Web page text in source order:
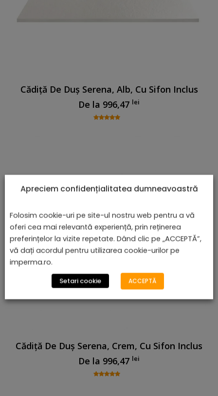
Cădiță De Duș Serena, Alb, Cu Sifon Inclus
De la 996,47 lei
Cădiță De Duș Serena, Crem, Cu Sifon Inclus
De la 996,47 lei
Apreciem confidențialitatea dumneavoastră
Folosim cookie-uri pe site-ul nostru web pentru a vă
oferi cea mai relevantă experiență, prin reținerea
preferințelor la vizite repetate. Dând clic pe „ACCEPTĂ”,
vă dați acordul pentru utilizarea cookie-urilor pe
imperma.ro.
Setari cookie ACCEPTĂ